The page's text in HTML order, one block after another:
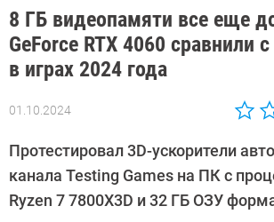
8 ГБ видеопамяти все еще
GeForce RTX 4060 сравнили
в играх 2024 года
01.10.2024
Автор:
Калашников
Протестировал 3D-ускорители
канала Testing Games на ПК с
Ryzen 7 7800X3D и 32 ГБ ОЗУ